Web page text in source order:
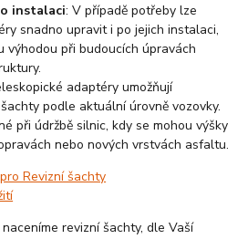
instalaci: V případě potřeby lze
snadno upravit i po jejich instalaci,
výhodou při budoucích úpravách
adaptéry umožňují
podle aktuální úrovně vozovky.
při údržbě silnic, kdy se mohou výšky
nebo nových vrstvách asfaltu.
Revizní šachty
revizní šachty, dle Vaší